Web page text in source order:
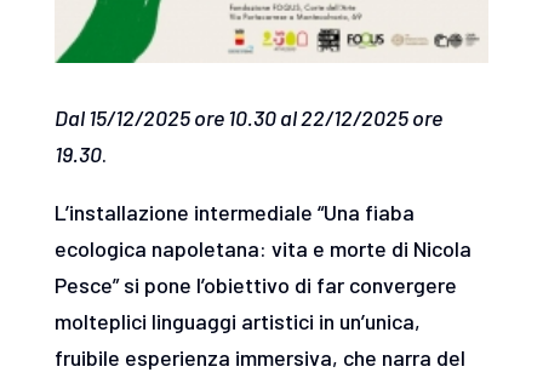
Dal 15/12/2025 ore 10.30 al 22/12/2025 ore
19.30.
L’installazione intermediale “Una fiaba
ecologica napoletana: vita e morte di Nicola
Pesce” si pone l’obiettivo di far convergere
molteplici linguaggi artistici in un’unica,
fruibile esperienza immersiva, che narra del